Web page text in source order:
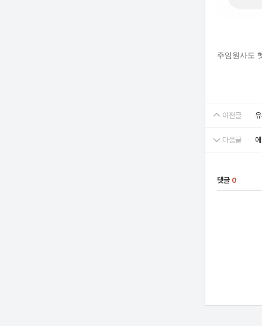
주임원사도
이전글
다음글
댓글 0